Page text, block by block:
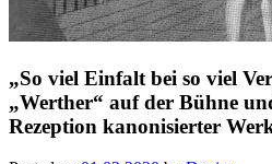
„So viel Einfalt bei so viel
„Werther“ auf der Bühne
Rezeption kanonisierter